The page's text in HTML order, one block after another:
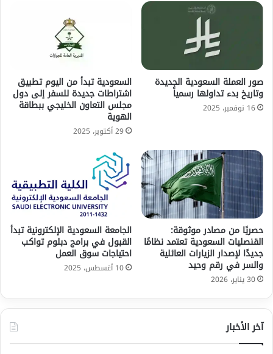
صور العملة السعودية الجديدة
وتاريخ بدء تداولها رسمياً
16 نوفمبر، 2025
السعودية تبدأ من اليوم تطبيق
اشتراطات جديدة للسفر إلى دول
مجلس التعاون الخليجي ببطاقة
الهوية
29 أكتوبر، 2025
حصريًا من مصادر موثوقة:
القنصليات السعودية تعتمد نظامًا
جديدًا لإصدار الزيارات العائلية
والسر في رقم وحيد
30 يناير، 2026
الجامعة السعودية الإلكترونية تبدأ
القبول في برامج دبلوم تواكب
احتياجات سوق العمل
10 أغسطس، 2025
آخر الأخبار